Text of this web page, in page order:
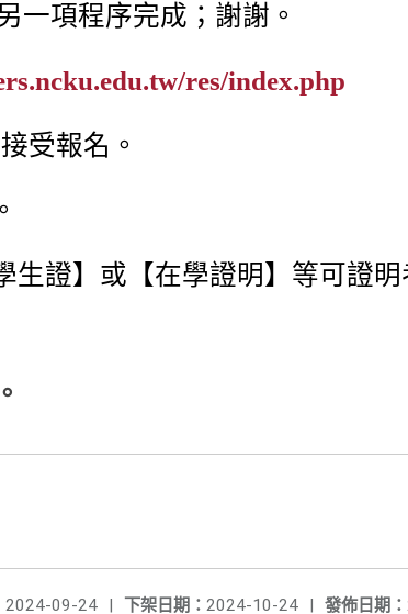
一項程序完成；謝謝。
res/index.php
受報名。
生證】或【在學證明】等可證明
發佈日期：
下架日期： 2024-10-24 |
2024-09-24 |